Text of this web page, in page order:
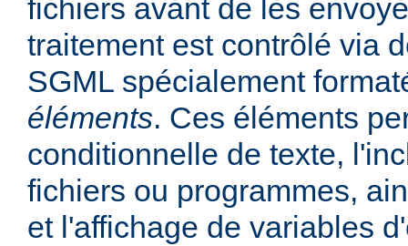
fichiers avant de les
traitement est contrôlé via
SGML spécialement
éléments. Ces éléments
conditionnelle de texte,
fichiers ou programmes,
et l'affichage de variables